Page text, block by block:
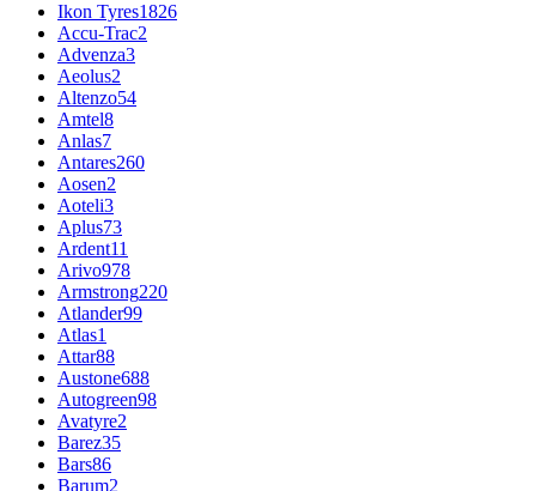
Ikon Tyres1826
Accu-Trac2
Advenza3
Aeolus2
Altenzo54
Amtel8
Anlas7
Antares260
Aosen2
Aoteli3
Aplus73
Ardent11
Arivo978
Armstrong220
Atlander99
Atlas1
Attar88
Austone688
Autogreen98
Avatyre2
Barez35
Bars86
Barum2